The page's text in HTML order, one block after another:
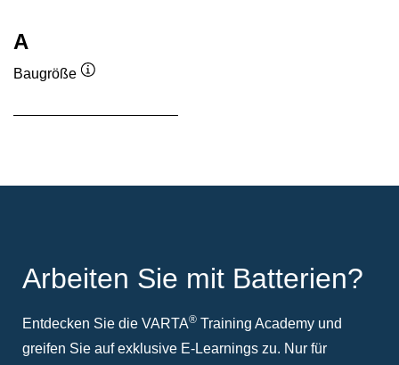
A
Baugröße
Arbeiten Sie mit Batterien?
Entdecken Sie die VARTA® Training Academy und
greifen Sie auf exklusive E-Learnings zu. Nur für